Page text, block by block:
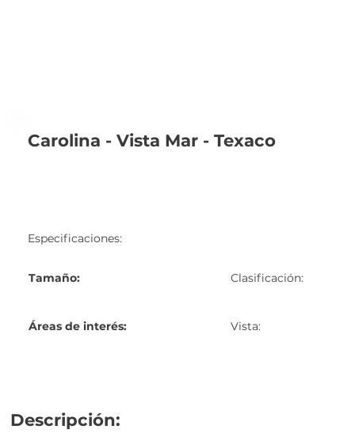
Descripción:
Carolina - Vista Mar - Texaco
Especificaciones:
Tamaño: Clasificación:
Áreas de interés: Vista: